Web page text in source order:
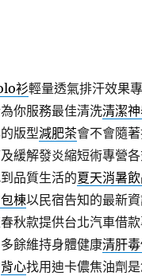
衫輕量透氣排汗效果
你服務最佳清洗清潔
版型減肥茶會不會隨
緩解發炎縮短術專營
品質生活的夏天消暑
棟以民宿告知的最新
秋款提供台北汽車借
餘維持身體健康清肝
背心找用迪卡儂焦油劑